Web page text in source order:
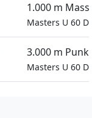
1.000 m
Masters U 60
3.000 m
Masters U 60